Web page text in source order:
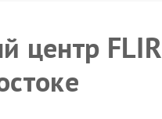
центр FLIR